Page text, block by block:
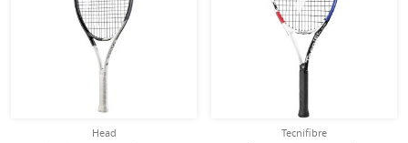
Head
Tecnifibre